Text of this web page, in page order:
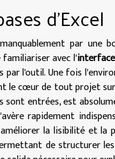
d'Excel
par une
avec l'
l'outil. Une fois
le cœur de tout projet
entrées, est
rapidement
la lisibilité et la
de structurer